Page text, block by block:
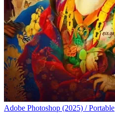
Adobe Photoshop (2025) / Portable